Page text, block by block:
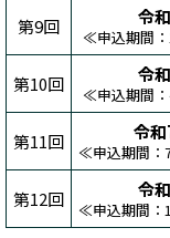
第9回
令
≪申込期間
第10回 令
≪申込期間
第11回 令
≪申込期間：
第12回 令
≪申込期間：